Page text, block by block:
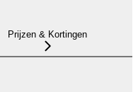
Prijzen & Kortingen